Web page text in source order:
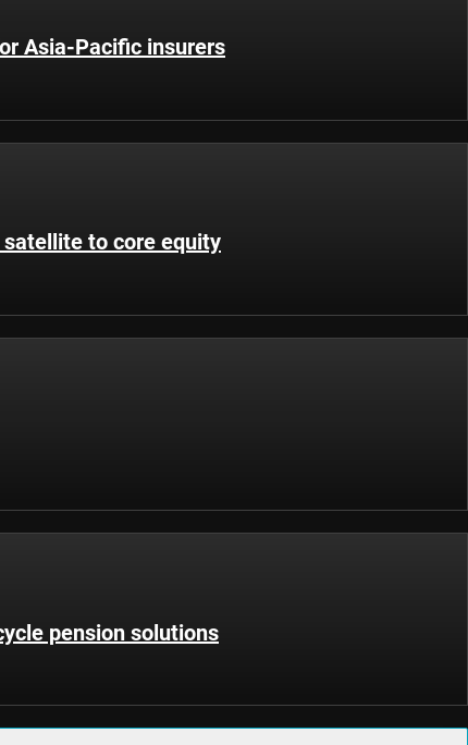
Asia-Pacific insurers
to core equity
pension solutions